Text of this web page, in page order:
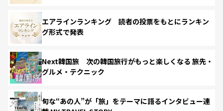
エアラインランキング 読者の投票をもとにランキン
グ形式で発表
Next韓国旅 次の韓国旅行がもっと楽しくなる 旅先・
グルメ・テクニック
旬な“あの人”が「旅」をテーマに語るインタビュー連